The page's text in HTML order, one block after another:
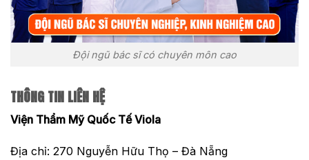
Đội ngũ bác sĩ có chuyên môn cao
THÔNG TIN LIÊN HỆ
Viện Thẩm Mỹ Quốc Tế Viola
Địa chỉ: 270 Nguyễn Hữu Thọ – Đà Nẵng